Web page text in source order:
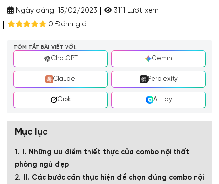
Ngày đăng: 15/02/2023
3111 Lượt xem
0 Đánh giá
TÓM TẮT BÀI VIẾT VỚI:
ChatGPT Gemini
Claude Perplexity
Grok AI Hay
Mục lục
I. Những ưu điểm thiết thực của combo nội thất
phòng ngủ đẹp
II. Các bước cần thực hiện để chọn đúng combo nội